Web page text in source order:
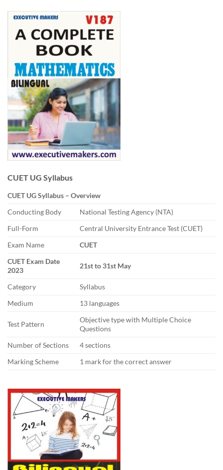
CUET UG Syllabus
CUET UG Syllabus – Overview
Conducting Body
National Testing Agency (NTA)
Full-Form
Central University Entrance Test (CUET)
Exam Name
CUET
CUET Exam Date
2023
21st to 31st May
Category
Syllabus
Medium
13 languages
Test Pattern
Objective type with Multiple Choice
Questions
Number of Sections
4 sections
Marking Scheme
1 mark for the correct answer